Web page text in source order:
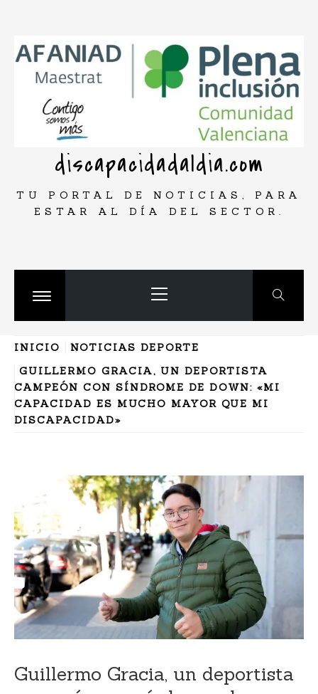
contenido
discapacidadaldia.com
TU PORTAL DE NOTICIAS, PARA
ESTAR AL DÍA DEL SECTOR.
Cambiar
principal
INICIO
NOTICIAS DEPORTE
GUILLERMO GRACIA, UN DEPORTISTA
CAMPEÓN CON SÍNDROME DE DOWN: «MI
CAPACIDAD ES MUCHO MAYOR QUE MI
DISCAPACIDAD»
Guillermo Gracia, un deportista